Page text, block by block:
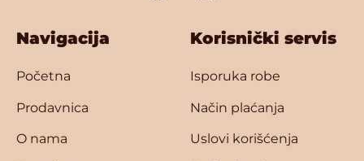
Navigacija
Početna
Prodavnica
O nama
Korisnički servis
Isporuka robe
Način plaćanja
Uslovi korišćenja